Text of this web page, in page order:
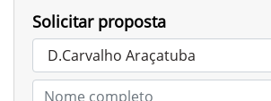
Solicitar proposta